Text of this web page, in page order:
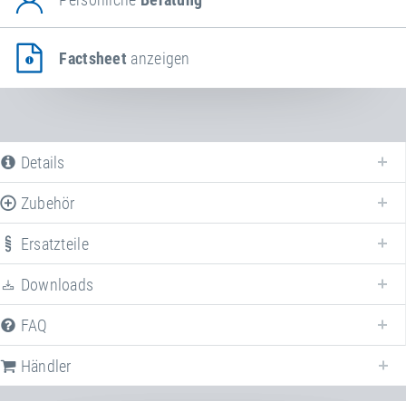
Factsheet anzeigen
Details
Nachfolgend finden Sie eine Liste aller verfügbaren Produktvarianten vom
Servicetasche. Für weitere Informationen klicken Sie auf den
entsprechenden Eintrag. Mit den Filtern können die angezeigten Varianten
gezielt eingeschränkt werden.
Servicetasche für Ultimate
Zubehör
Ersatzteile
Downloads
FAQ
Händler